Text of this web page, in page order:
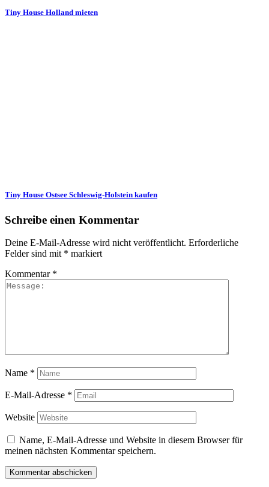
Tiny House Holland mieten
Tiny House Ostsee Schleswig-Holstein kaufen
Schreibe einen Kommentar
Deine E-Mail-Adresse wird nicht veröffentlicht. Erforderliche
Felder sind mit * markiert
Kommentar *
Name *
E-Mail-Adresse *
Website
Name, E-Mail-Adresse und Website in diesem Browser für
meinen nächsten Kommentar speichern.